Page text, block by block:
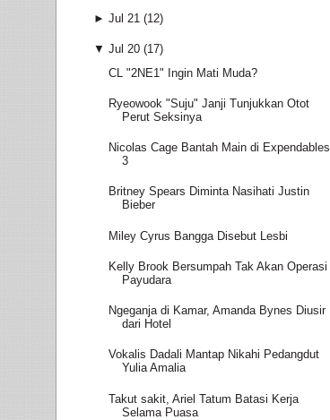
►Jul 21 (12)
▼Jul 20 (17)
CL "2NE1" Ingin Mati Muda?
Ryeowook "Suju" Janji Tunjukkan Otot
Perut Seksinya
Nicolas Cage Bantah Main di Expendables
3
Britney Spears Diminta Nasihati Justin
Bieber
Miley Cyrus Bangga Disebut Lesbi
Kelly Brook Bersumpah Tak Akan Operasi
Payudara
Ngeganja di Kamar, Amanda Bynes Diusir
dari Hotel
Vokalis Dadali Mantap Nikahi Pedangdut
Yulia Amalia
Takut sakit, Ariel Tatum Batasi Kerja
Selama Puasa